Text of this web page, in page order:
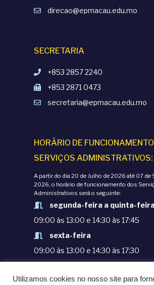
direcao@epmacau.edu.mo
SECRETARIA
+853 2857 2240
+853 2871 0473
secretaria@epmacau.edu.mo
HORÁRIO DE
SERVIÇOS ADMINISTRATIVOS:
A partir do dia 20 de Julho de 2026 até 07 de
2026, o horário de funcionamento dos
Administrativos será o seguinte:
segunda-feira a quinta-feira
09:00 às 13:00 e 14:30 às 17:45
sexta-feira
09:00 às 13:00 e 14:30 às 17:30
POLÍTICAS DE
Utilizamos cookies no nosso site para